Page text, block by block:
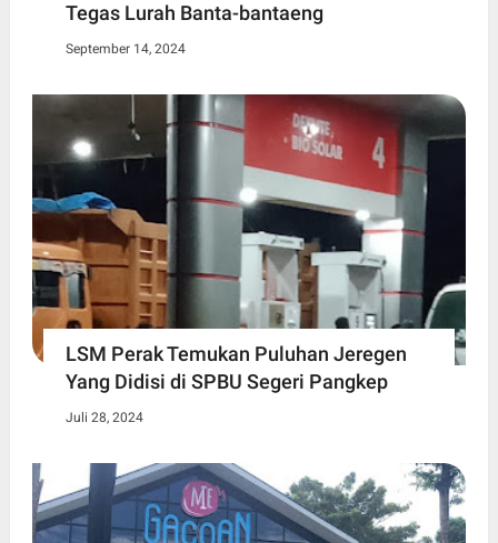
Tegas Lurah Banta-bantaeng
September 14, 2024
LSM Perak Temukan Puluhan Jeregen
Yang Didisi di SPBU Segeri Pangkep
Juli 28, 2024